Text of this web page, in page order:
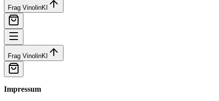
Frag VinolinKI
Frag VinolinKI
Impressum